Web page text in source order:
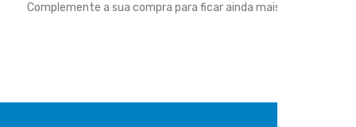
Complemente a sua compra para ficar ainda mais divertido